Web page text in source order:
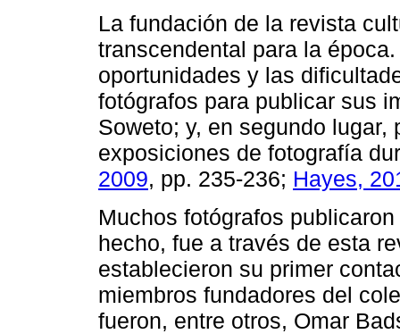
La fundación de la revista
transcendental para la
oportunidades y las
fotógrafos para publicar sus
Soweto; y, en segundo
exposiciones de fotografía
2009, pp. 235-236; Hayes,
Muchos fotógrafos
hecho, fue a través de esta
establecieron su primer
miembros fundadores del
fueron, entre otros, Omar